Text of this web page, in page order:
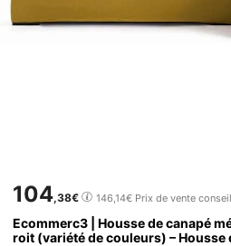
104,38€ 146,14€ Prix de vente
Ecommerc3 | Housse de canapé
roit (variété de couleurs) – Housse